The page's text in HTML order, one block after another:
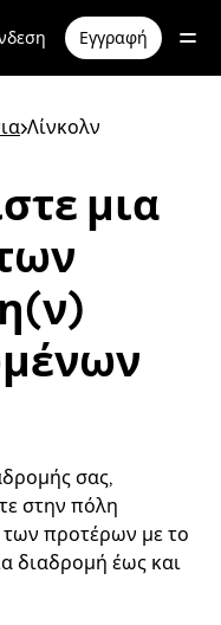
Εγγραφή
>Λίνκολν
μια
σας,
στην πόλη
των προτέρων με το
διαδρομή έως και